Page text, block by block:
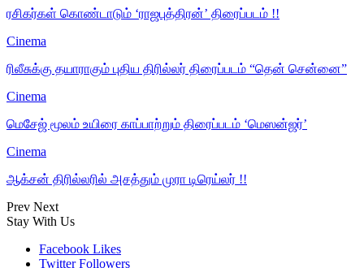
ரசிகர்கள் கொண்டாடும் ‘ராஜபுத்திரன்’ திரைப்படம் !!
Cinema
ரிலீசுக்கு தயாராகும் புதிய திரில்லர் திரைப்படம் “தென் சென்னை”
Cinema
மெசேஜ் மூலம் உயிரை காப்பாற்றும் திரைப்படம் ‘மெஸன்ஜர்’
Cinema
ஆக்சன் திரில்லரில் அசத்தும் முரா டிரெய்லர் !!
Prev Next
Stay With Us
Facebook Likes
Twitter Followers